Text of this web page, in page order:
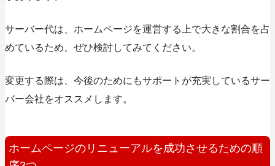
サーバー代は、ホームページを運営する上で大きな割合を占
めているため、ぜひ検討してみてください。
変更する際は、今後のためにもサポートが充実しているサー
バー会社をオススメします。
ホームページのリニューアルを成功させるための順